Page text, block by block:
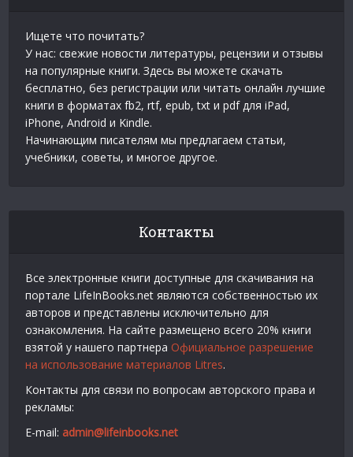
Ищете что почитать?
У нас: свежие новости литературы, рецензии и отзывы
на популярные книги. Здесь вы можете скачать
бесплатно, без регистрации или читать онлайн лучшие
книги в форматах fb2, rtf, epub, txt и pdf для iPad,
iPhone, Android и Kindle.
Начинающим писателям мы предлагаем статьи,
учебники, советы, и многое другое.
Контакты
Все электронные книги доступные для скачивания на
портале LifeInBooks.net являются собственностью их
авторов и представлены исключительно для
ознакомления. На сайте размещено всего 20% книги
взятой у нашего партнера Официальное разрешение
на использование материалов Litres.
Контакты для связи по вопросам авторского права и
рекламы:
E-mail: admin@lifeinbooks.net